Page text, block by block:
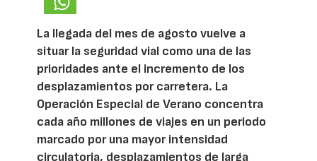
La llegada del mes de agosto vuelve a
situar la seguridad vial como una de las
prioridades ante el incremento de los
desplazamientos por carretera. La
Operación Especial de Verano concentra
cada año millones de viajes en un periodo
marcado por una mayor intensidad
circulatoria, desplazamientos de larga